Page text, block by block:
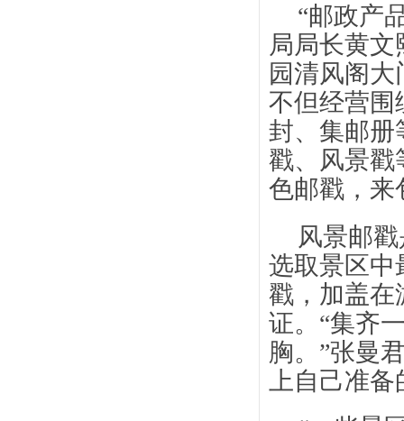
“邮政产
局局长黄
园清风阁
不但经营围
封、集邮册
戳、风景戳
色邮戳，来
风景邮
选取景区中
戳，加盖在
证。“集齐
胸。”张曼
上自己准